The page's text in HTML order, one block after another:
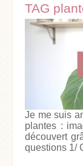
TAG
Je me suis
plantes :
découvert
questions 1/